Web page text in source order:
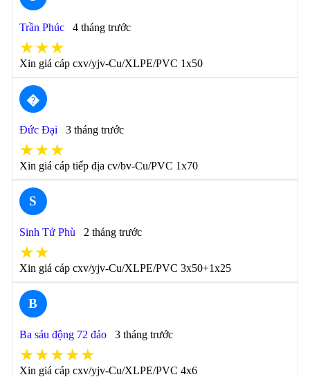
Trần Phúc 4 tháng trước
★★★
Xin giá cáp cxv/yjv-Cu/XLPE/PVC 1x50
�
Đức Đại 3 tháng trước
★★★
Xin giá cáp tiếp địa cv/bv-Cu/PVC 1x70
S
Sinh Tử Phù 2 tháng trước
★★
Xin giá cáp cxv/yjv-Cu/XLPE/PVC 3x50+1x25
B
Ba sáu động 72 đảo 3 tháng trước
★★★★★
Xin giá cáp cxv/yjv-Cu/XLPE/PVC 4x6